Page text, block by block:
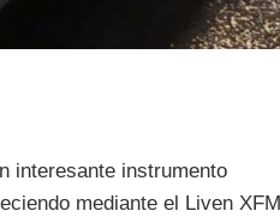
interesante instrumento
mediante el Liven